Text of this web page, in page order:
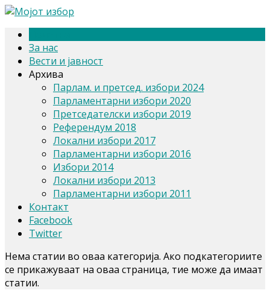
За нас
Вести и јавност
Архива
Парлам. и претсед. избори 2024
Парламентарни избори 2020
Претседателски избори 2019
Референдум 2018
Локални избори 2017
Парламентарни избори 2016
Избори 2014
Локални избори 2013
Парламентарни избори 2011
Контакт
Facebook
Twitter
Нема статии во оваа категорија. Ако подкатегориите
се прикажуваат на оваа страница, тие може да имаат
статии.